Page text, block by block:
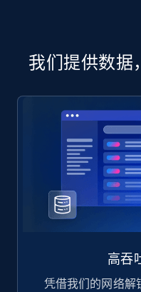
我们提供数据
高吞
凭借我们的网络解